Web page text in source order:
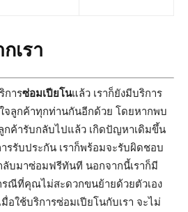
เรา
การซ่อมเปียโนแล้ว เราก็ยังมีบริการ
จลูกค้าทุกท่านกันอีกด้วย โดยหากพบ
กค้ารับกลับไปแล้ว เกิดปัญหาเดิมขึ้น
รรับประกัน เราก็พร้อมจะรับผิดชอบ
บมาซ่อมฟรีทันที นอกจากนี้เราก็มี
รณีที่คุณไม่สะดวกขนย้ายด้วยตัวเอง
มื่อใช้บริการซ่อมเปียโนกับเรา จะไม่